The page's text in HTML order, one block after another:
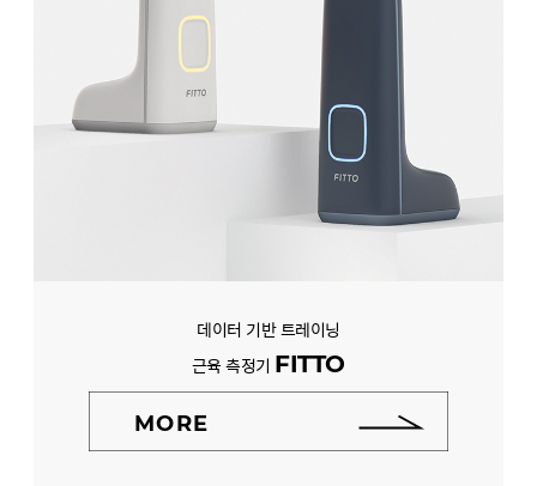
데이터 기반 트레이닝
근육 측정기 FITTO
MORE